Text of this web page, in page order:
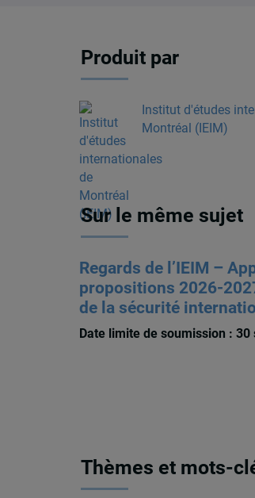
Produit par
Institut d'études
Montréal (IEIM)
Sur le même sujet
Regards de l’IEIM –
propositions 2026-
de la sécurité
Date limite de soumission :
Thèmes et mots-